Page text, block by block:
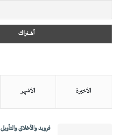
الأخيرة الأشهر
فرويد والأخلاق والتأويل